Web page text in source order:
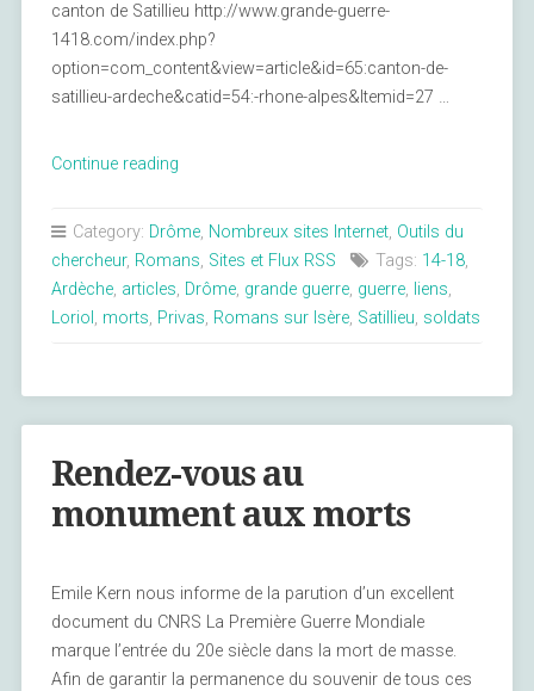
canton de Satillieu http://www.grande-guerre-
1418.com/index.php?
option=com_content&view=article&id=65:canton-de-
satillieu-ardeche&catid=54:-rhone-alpes&Itemid=27 …
Continue reading« Des
Drôme
www.grande-
guerre-
Category: Drôme, Nombreux sites Internet, Outils du
chercheur, Romans, Sites et Flux RSS Tags: 14-18,
Ardèche, articles, Drôme, grande guerre, guerre, liens,
Loriol , morts, Privas, Romans sur Isère, Satillieu, soldats
Rendez-vous au
monument aux morts
Emile Kern nous informe de la parution d’un excellent
document du CNRS La Première Guerre Mondiale
marque l’entrée du 20e siècle dans la mort de masse.
Afin de garantir la permanence du souvenir de tous ces